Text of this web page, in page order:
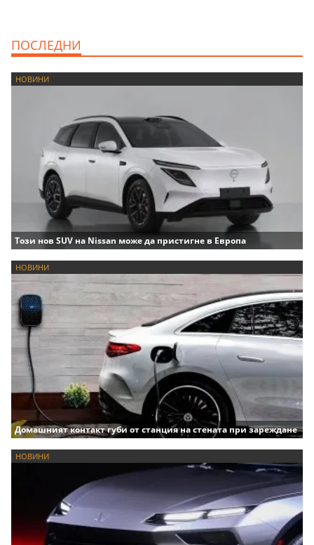
ПОСЛЕДНИ
НОВИНИ
Този нов SUV на Nissan може да пристигне в Европа
НОВИНИ
Домашният контакт губи от станция на стената при зареждане
НОВИНИ